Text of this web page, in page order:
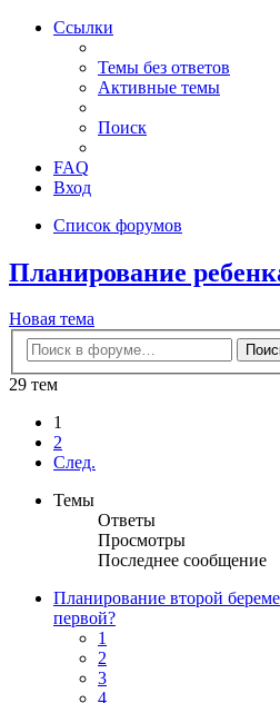
Ссылки
Темы без ответов
Активные темы
Поиск
FAQ
Вход
Список форумов
Планирование
Новая тема
29 тем
1
2
След.
Темы
Ответы
Просмотры
Последнее сообщение
Планирование второй
первой?
1
2
3
4